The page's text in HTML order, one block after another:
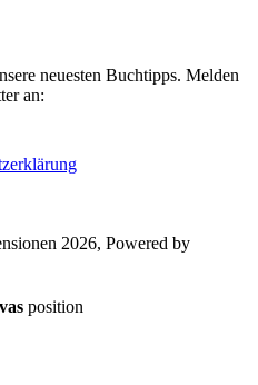
neuesten Buchtipps. Melden
an:
2026, Powered by
position